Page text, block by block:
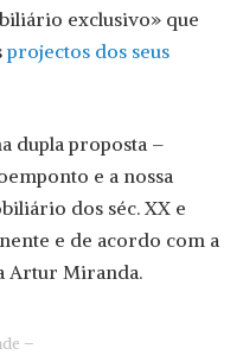
exclusivo» que
projectos dos seus
dupla proposta –
e a nossa
dos séc. XX e
e de acordo com a
Artur Miranda.
–